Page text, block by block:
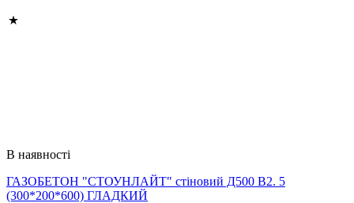
В наявності
ГАЗОБЕТОН "СТОУНЛАЙТ" стіновий Д500 В2. 5
(300*200*600) ГЛАДКИЙ